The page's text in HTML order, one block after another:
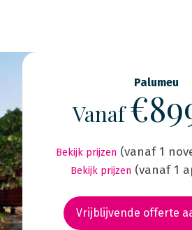
Palumeu
Vanaf
Bekijk prijzen (vanaf 1
Bekijk prijzen (vanaf 1
Vrijblijvende offerte